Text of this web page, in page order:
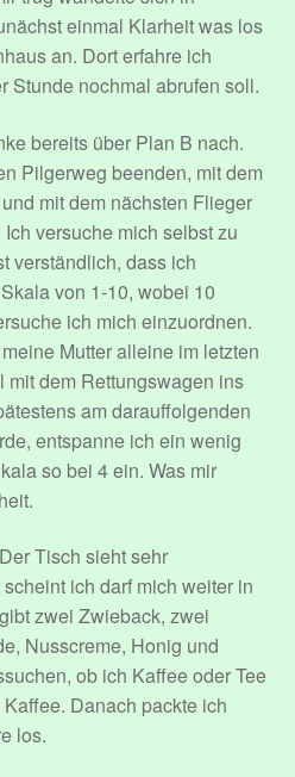
einmal Klarheit was los
an. Dort erfahre ich
Stunde nochmal abrufen soll.
bereits über Plan B nach.
Pilgerweg beenden, mit dem
mit dem nächsten Flieger
versuche mich selbst zu
verständlich, dass ich
von 1-10, wobei 10
ich mich einzuordnen.
Mutter alleine im letzten
mit dem Rettungswagen ins
am darauffolgenden
entspanne ich ein wenig
so bei 4 ein. Was mir
Tisch sieht sehr
ich darf mich weiter in
zwei Zwieback, zwei
Nusscreme, Honig und
ob ich Kaffee oder Tee
Danach packte ich
los.